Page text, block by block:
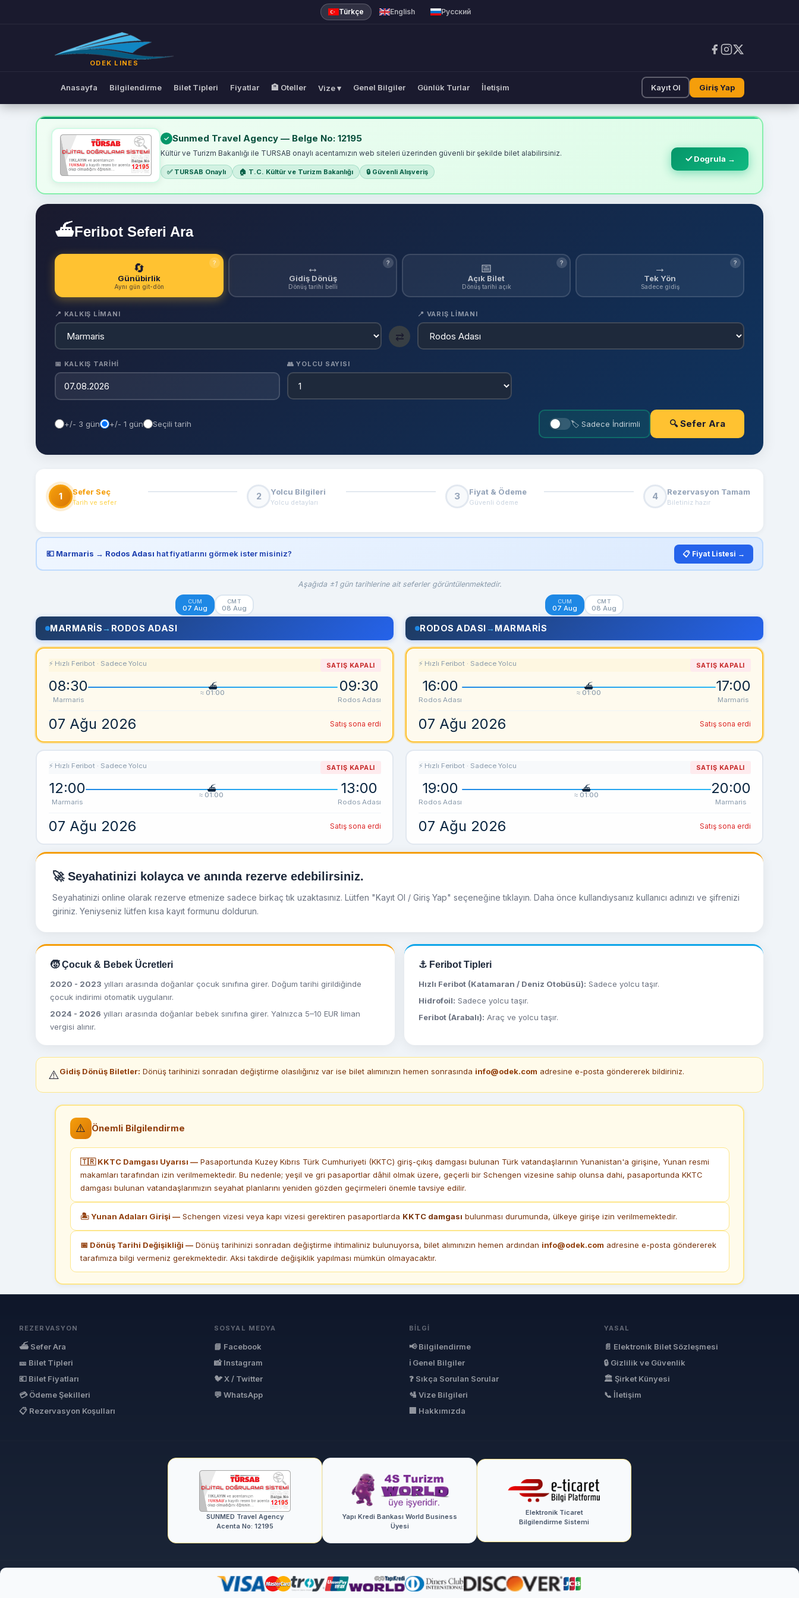
Türkçe English Русский
ODEK LINES
Anasayfa Bilgilendirme Bilet Tipleri Fiyatlar 🏨 Oteller Vize ▾ Genel Bilgiler Günlük Turlar İletişim Kayıt Ol Giriş Yap
Online Feribot Bileti | Odek Lines
Sunmed Travel Agency — Belge No: 12195
Kültür ve Turizm Bakanlığı ile TURSAB onaylı acentamızın web siteleri üzerinden güvenli bir şekilde bilet alabilirsiniz.
✅ TURSAB Onaylı 🏠 T.C. Kültür ve Turizm Bakanlığı 🔒 Güvenli Alışveriş
Dogrula →
⛴Feribot Seferi Ara
🔄
Günübirlik
Aynı gün git-dön
? ↔
Gidiş Dönüş
Dönüş tarihi belli
? 📅
Açık Bilet
Dönüş tarihi açık
? →
Tek Yön
Sadece gidiş
?
📍 KALKIŞ LIMANI
⇄
📍 VARIŞ LIMANI
📅 KALKIŞ TARIHI 👥 YOLCU SAYISI
+/- 3 gün +/- 1 gün Seçili tarih 🏷 Sadece İndirimli 🔍 Sefer Ara
1 Sefer Seç
Tarih ve sefer
2 Yolcu Bilgileri
Yolcu detayları
3 Fiyat & Ödeme
Güvenli ödeme
4 Rezervasyon Tamam
Biletiniz hazır
💶 Marmaris → Rodos Adası hat fiyatlarını görmek ister misiniz? 📋 Fiyat Listesi →
Aşağıda ±1 gün tarihlerine ait seferler görüntülenmektedir.
CUM
07 Aug
CMT
08 Aug
MARMARIS → RODOS ADASI
⚡ Hızlı Feribot · Sadece Yolcu SATIŞ KAPALI
08:30
Marmaris
≈ 01:00 09:30
Rodos Adası
07 Ağu 2026 Satış sona erdi
⚡ Hızlı Feribot · Sadece Yolcu SATIŞ KAPALI
12:00
Marmaris
≈ 01:00 13:00
Rodos Adası
07 Ağu 2026 Satış sona erdi
CUM
07 Aug
CMT
08 Aug
RODOS ADASI → MARMARIS
⚡ Hızlı Feribot · Sadece Yolcu SATIŞ KAPALI
16:00
Rodos Adası
≈ 01:00 17:00
Marmaris
07 Ağu 2026 Satış sona erdi
⚡ Hızlı Feribot · Sadece Yolcu SATIŞ KAPALI
19:00
Rodos Adası
≈ 01:00 20:00
Marmaris
07 Ağu 2026 Satış sona erdi
🚀 Seyahatinizi kolayca ve anında rezerve edebilirsiniz.
Seyahatinizi online olarak rezerve etmenize sadece birkaç tık uzaktasınız. Lütfen "Kayıt Ol / Giriş Yap" seçeneğine tıklayın. Daha önce kullandıysanız kullanıcı adınızı ve şifrenizi
giriniz. Yeniyseniz lütfen kısa kayıt formunu doldurun.
🧒 Çocuk & Bebek Ücretleri
2020 - 2023 yılları arasında doğanlar çocuk sınıfına girer. Doğum tarihi girildiğinde
çocuk indirimi otomatik uygulanır.
2024 - 2026 yılları arasında doğanlar bebek sınıfına girer. Yalnızca 5–10 EUR liman
vergisi alınır.
⚓ Feribot Tipleri
Hızlı Feribot (Katamaran / Deniz Otobüsü): Sadece yolcu taşır.
Hidrofoil: Sadece yolcu taşır.
Feribot (Arabalı): Araç ve yolcu taşır.
⚠️Gidiş Dönüş Biletler: Dönüş tarihinizi sonradan değiştirme olasılığınız var ise bilet alımınızın hemen sonrasında info@odek.com adresine e-posta göndererek bildiriniz.
⚠️ Önemli Bilgilendirme
🇹🇷 KKTC Damgası Uyarısı —Pasaportunda Kuzey Kıbrıs Türk Cumhuriyeti (KKTC) giriş-çıkış damgası bulunan Türk vatandaşlarının Yunanistan'a girişine, Yunan resmi
makamları tarafından izin verilmemektedir. Bu nedenle; yeşil ve gri pasaportlar dâhil olmak üzere, geçerli bir Schengen vizesine sahip olunsa dahi, pasaportunda KKTC
damgası bulunan vatandaşlarımızın seyahat planlarını yeniden gözden geçirmeleri önemle tavsiye edilir.
🏝 Yunan Adaları Girişi —Schengen vizesi veya kapı vizesi gerektiren pasaportlarda KKTC damgası bulunması durumunda, ülkeye girişe izin verilmemektedir.
📅 Dönüş Tarihi Değişikliği —Dönüş tarihinizi sonradan değiştirme ihtimaliniz bulunuyorsa, bilet alımınızın hemen ardından info@odek.com adresine e-posta göndererek
tarafımıza bilgi vermeniz gerekmektedir. Aksi takdirde değişiklik yapılması mümkün olmayacaktır.
REZERVASYON
⛴ Sefer Ara
🎫 Bilet Tipleri
💶 Bilet Fiyatları
💳 Ödeme Şekilleri
📋 Rezervasyon Koşulları
SOSYAL MEDYA
📘 Facebook
📸 Instagram
🐦 X / Twitter
💬 WhatsApp
BILGI
📢 Bilgilendirme
ℹ Genel Bilgiler
❓ Sıkça Sorulan Sorular
🛂 Vize Bilgileri
🏢 Hakkımızda
YASAL
📄 Elektronik Bilet Sözleşmesi
🔒 Gizlilik ve Güvenlik
🏛 Şirket Künyesi
📞 İletişim
SUNMED Travel Agency
Acenta No: 12195
Yapı Kredi Bankası World Business
Üyesi
Elektronik Ticaret
Bilgilendirme Sistemi